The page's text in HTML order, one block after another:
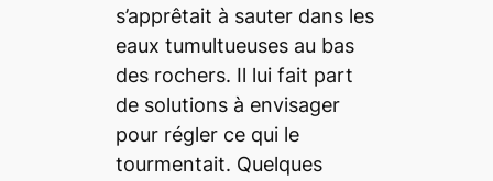
s’apprêtait à sauter dans les
eaux tumultueuses au bas
des rochers. Il lui fait part
de solutions à envisager
pour régler ce qui le
tourmentait. Quelques